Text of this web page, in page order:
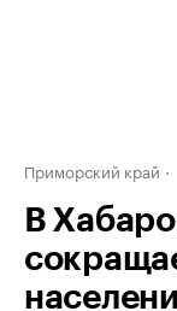
Приморский край
В